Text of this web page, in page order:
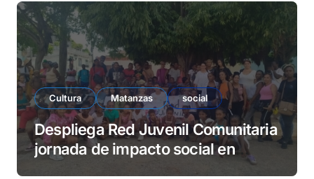
e
Cultura Matanzas social
Despliega Red Juvenil Comunitaria
jornada de impacto social en